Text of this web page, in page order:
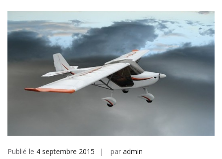
Publié le 4 septembre 2015 par admin